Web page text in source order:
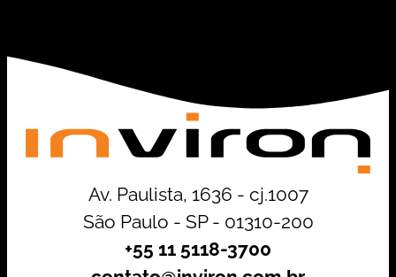
Av. Paulista, 1636 - cj.1007
São Paulo - SP - 01310-200
+55 11 5118-3700